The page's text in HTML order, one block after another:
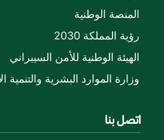
المنصة الوطنية
رؤية المملكة 2030
الهيئة الوطنية للأمن السيبراني
وزارة الموارد البشرية والتنمية
اتصل بنا